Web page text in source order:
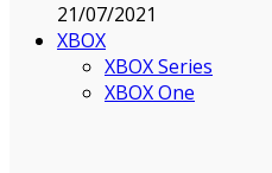
21/07/2021
XBOX
XBOX Series
XBOX One